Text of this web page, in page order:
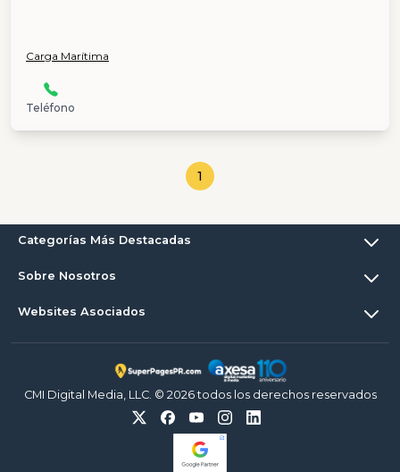
Carga Marítima
Teléfono
1
Categorías Más Destacadas
Sobre Nosotros
Websites Asociados
CMI Digital Media, LLC. © 2026 todos los derechos reservados